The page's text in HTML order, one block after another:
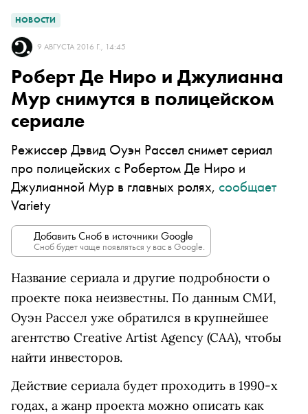
НОВОСТИ
9 АВГУСТА 2016 Г., 14:45
Роберт Де Ниро и Джулианна
Мур снимутся в полицейском
сериале
Режиссер Дэвид Оуэн Рассел снимет сериал
про полицейских с Робертом Де Ниро и
Джулианной Мур в главных ролях, сообщает
Variety
Добавить Сноб в источники Google
Сноб будет чаще появляться у вас в Google.
Название сериала и другие подробности о
проекте пока неизвестны. По данным СМИ,
Оуэн Рассел уже обратился в крупнейшее
агентство Creative Artist Agency (CAA), чтобы
найти инвесторов.
Действие сериала будет проходить в 1990-х
годах, а жанр проекта можно описать как